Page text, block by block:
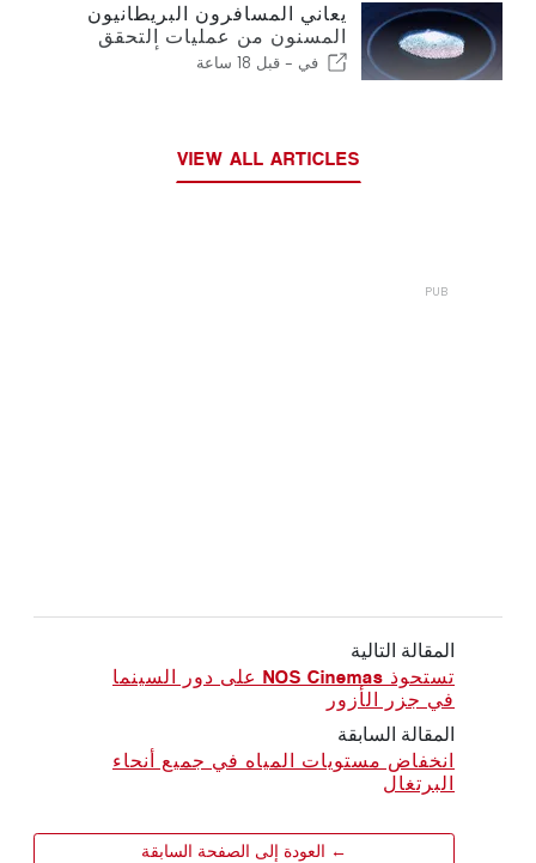
يعاني المسافرون البريطانيون
المسنون من عمليات التحقق
الجديدة من بصمات الأصابع في
في - قبل 18 ساعة
VIEW ALL ARTICLES
المقالة التالية
تستحوذ NOS Cinemas على دور السينما
في جزر الأزور
المقالة السابقة
انخفاض مستويات المياه في جميع أنحاء
البرتغال
← العودة إلى الصفحة السابقة